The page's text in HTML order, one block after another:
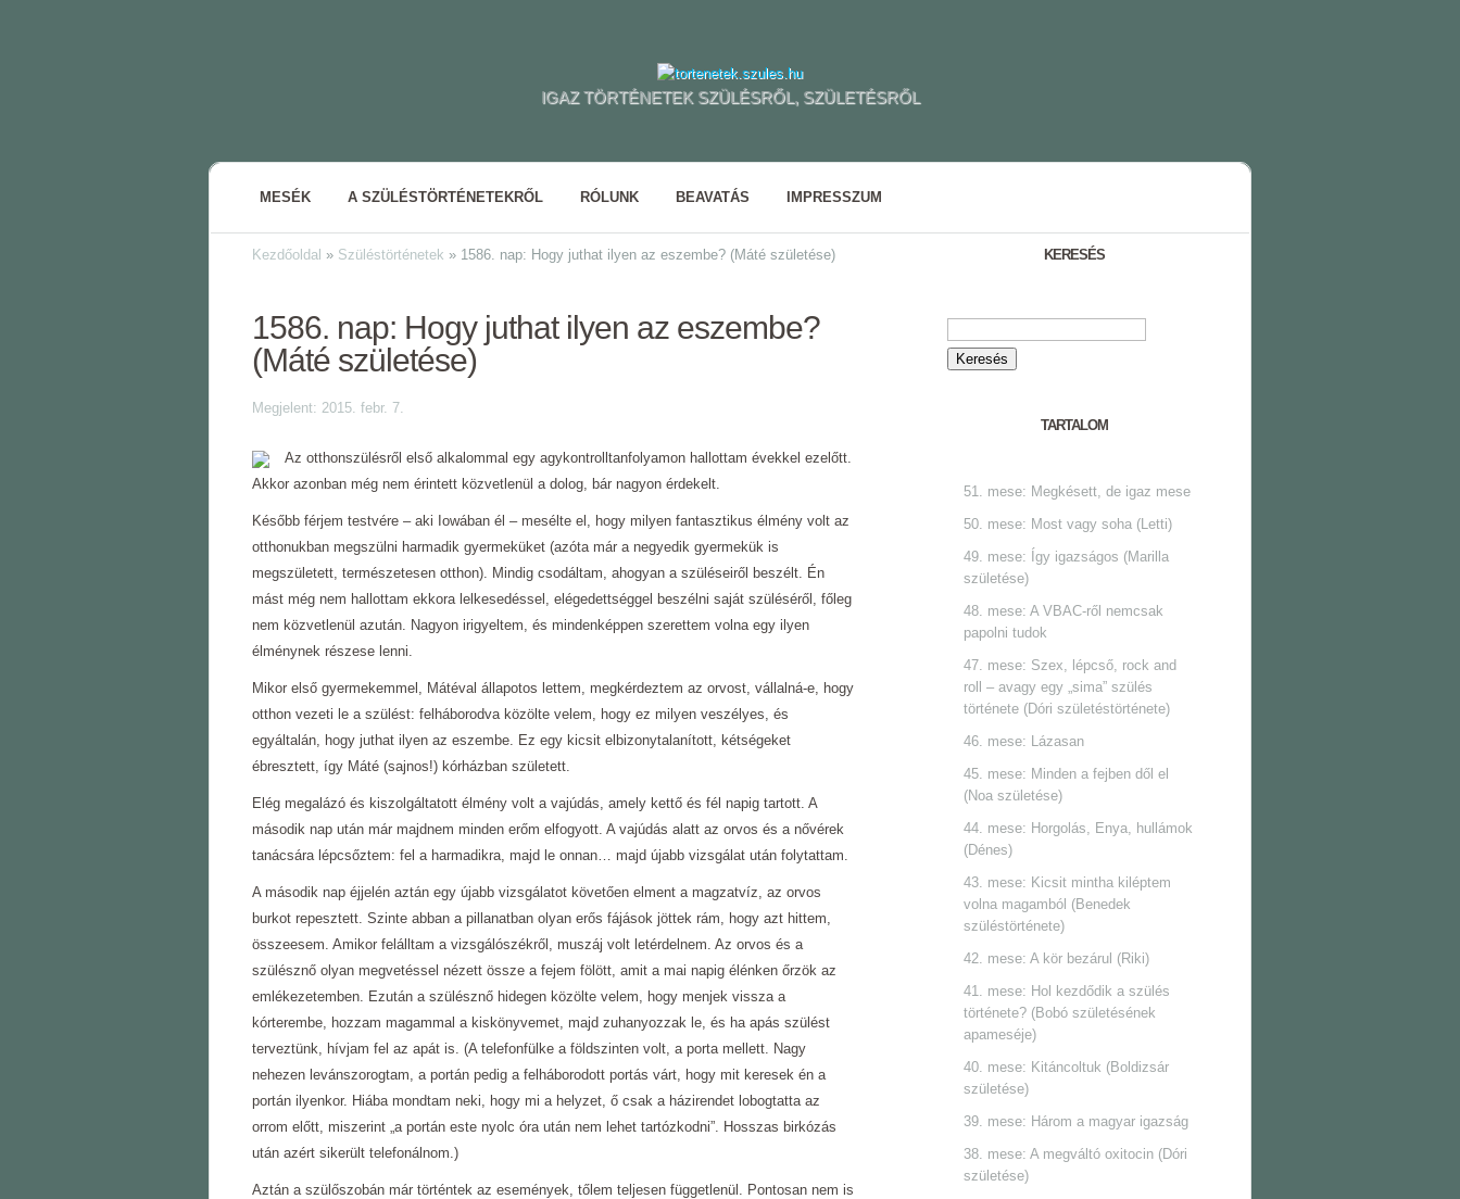
IGAZ TÖRTÉNETEK SZÜLÉSRŐL, SZÜLETÉSRŐL
MESÉK A SZÜLÉSTÖRTÉNETEKRŐL RÓLUNK BEAVATÁS IMPRESSZUM
Kezdőoldal » Szüléstörténetek » 1586. nap: Hogy juthat ilyen az eszembe? (Máté születése)
1586. nap: Hogy juthat ilyen az eszembe?
(Máté születése)
Megjelent: 2015. febr. 7.
Az otthonszülésről első alkalommal egy agykontrolltanfolyamon hallottam évekkel ezelőtt.
Akkor azonban még nem érintett közvetlenül a dolog, bár nagyon érdekelt.
Később férjem testvére – aki Iowában él – mesélte el, hogy milyen fantasztikus élmény volt az
otthonukban megszülni harmadik gyermeküket (azóta már a negyedik gyermekük is
megszületett, természetesen otthon). Mindig csodáltam, ahogyan a szüléseiről beszélt. Én
mást még nem hallottam ekkora lelkesedéssel, elégedettséggel beszélni saját szüléséről, főleg
nem közvetlenül azután. Nagyon irigyeltem, és mindenképpen szerettem volna egy ilyen
élménynek részese lenni.
Mikor első gyermekemmel, Mátéval állapotos lettem, megkérdeztem az orvost, vállalná-e, hogy
otthon vezeti le a szülést: felháborodva közölte velem, hogy ez milyen veszélyes, és
egyáltalán, hogy juthat ilyen az eszembe. Ez egy kicsit elbizonytalanított, kétségeket
ébresztett, így Máté (sajnos!) kórházban született.
Elég megalázó és kiszolgáltatott élmény volt a vajúdás, amely kettő és fél napig tartott. A
második nap után már majdnem minden erőm elfogyott. A vajúdás alatt az orvos és a nővérek
tanácsára lépcsőztem: fel a harmadikra, majd le onnan… majd újabb vizsgálat után folytattam.
A második nap éjjelén aztán egy újabb vizsgálatot követően elment a magzatvíz, az orvos
burkot repesztett. Szinte abban a pillanatban olyan erős fájások jöttek rám, hogy azt hittem,
összeesem. Amikor felálltam a vizsgálószékről, muszáj volt letérdelnem. Az orvos és a
szülésznő olyan megvetéssel nézett össze a fejem fölött, amit a mai napig élénken őrzök az
emlékezetemben. Ezután a szülésznő hidegen közölte velem, hogy menjek vissza a
kórterembe, hozzam magammal a kiskönyvemet, majd zuhanyozzak le, és ha apás szülést
terveztünk, hívjam fel az apát is. (A telefonfülke a földszinten volt, a porta mellett. Nagy
nehezen levánszorogtam, a portán pedig a felháborodott portás várt, hogy mit keresek én a
portán ilyenkor. Hiába mondtam neki, hogy mi a helyzet, ő csak a házirendet lobogtatta az
orrom előtt, miszerint „a portán este nyolc óra után nem lehet tartózkodni”. Hosszas birkózás
után azért sikerült telefonálnom.)
Aztán a szülőszobán már történtek az események, tőlem teljesen függetlenül. Pontosan nem is
KERESÉS
TARTALOM
51. mese: Megkésett, de igaz mese
50. mese: Most vagy soha (Letti)
49. mese: Így igazságos (Marilla
születése)
48. mese: A VBAC-ről nemcsak
papolni tudok
47. mese: Szex, lépcső, rock and
roll ‒ avagy egy „sima” szülés
története (Dóri születéstörténete)
46. mese: Lázasan
45. mese: Minden a fejben dől el
(Noa születése)
44. mese: Horgolás, Enya, hullámok
(Dénes)
43. mese: Kicsit mintha kiléptem
volna magamból (Benedek
szüléstörténete)
42. mese: A kör bezárul (Riki)
41. mese: Hol kezdődik a szülés
története? (Bobó születésének
apameséje)
40. mese: Kitáncoltuk (Boldizsár
születése)
39. mese: Három a magyar igazság
38. mese: A megváltó oxitocin (Dóri
születése)